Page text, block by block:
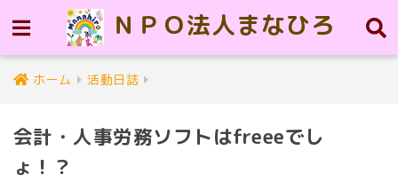
ＮＰＯ法人まなひろ
ホーム 活動日誌
会計・人事労務ソフトはfreeeでし
ょ！？